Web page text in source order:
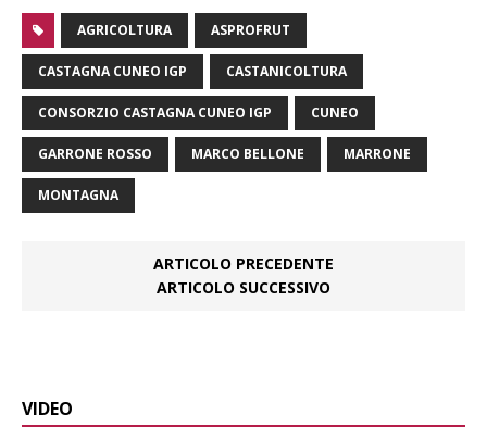
AGRICOLTURA ASPROFRUT
CASTAGNA CUNEO IGP CASTANICOLTURA
CONSORZIO CASTAGNA CUNEO IGP CUNEO
GARRONE ROSSO MARCO BELLONE MARRONE
MONTAGNA
ARTICOLO PRECEDENTE
ARTICOLO SUCCESSIVO
VIDEO